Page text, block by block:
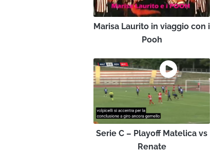
Marisa Laurito in viaggio con i
Pooh
Serie C – Playoff Matelica vs
Renate